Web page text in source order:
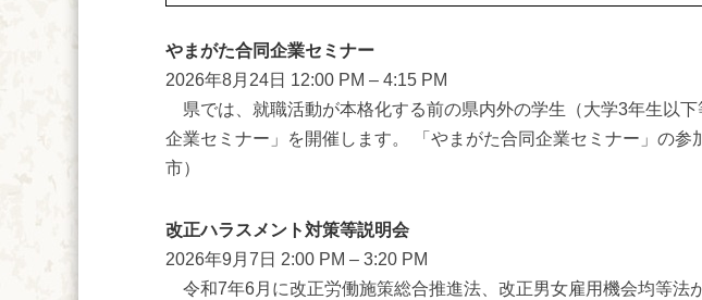
やまがた合同企業セミナー
2026年8月24日 12:00 PM – 4:15 PM
県では、就職活動が本格化する前の県内外の学生（大学3年生以下
企業セミナー」を開催します。 「やまがた合同企業セミナー」の参
市）
改正ハラスメント対策等説明会
2026年9月7日 2:00 PM – 3:20 PM
令和7年6月に改正労働施策総合推進法、改正男女雇用機会均等法